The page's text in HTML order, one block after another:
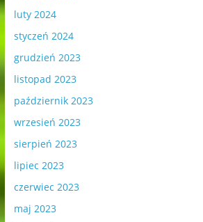
luty 2024
styczeń 2024
grudzień 2023
listopad 2023
październik 2023
wrzesień 2023
sierpień 2023
lipiec 2023
czerwiec 2023
maj 2023